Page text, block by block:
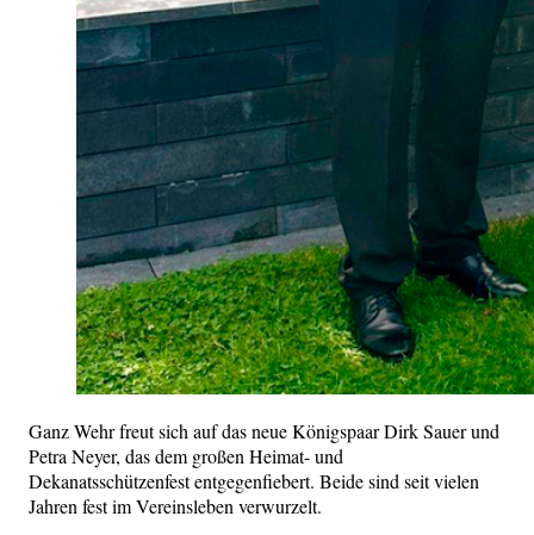
Ganz Wehr freut sich auf das neue Königspaar Dirk Sauer und
Petra Neyer, das dem großen Heimat- und
Dekanatsschützenfest entgegenfiebert. Beide sind seit vielen
Jahren fest im Vereinsleben verwurzelt.